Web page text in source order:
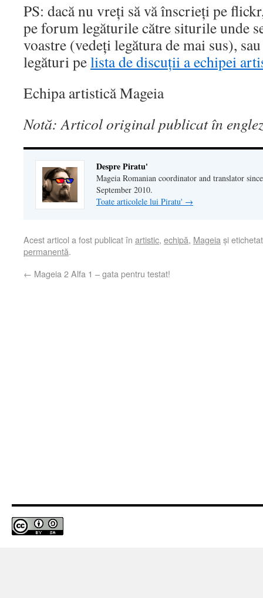
PS: dacă nu vreți să vă înscrieți pe
pe forum legăturile către siturile unde
voastre (vedeți legătura de mai sus),
legături pelista de discuții a echipei
Echipa artistică Mageia
Notă: Articol original publicat în
Despre Piratu'
Mageia Romanian coordinator and translator
September 2010.
Toate articolele lui Piratu' →
Acest articol a fost publicat în artistic, echipă, Mageia și
permanentă.
← Mageia 2 Alfa 1 – gata pentru testat!